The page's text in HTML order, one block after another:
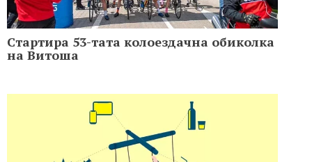
Стартира 53-тата колоездачна обиколка
на Витоша